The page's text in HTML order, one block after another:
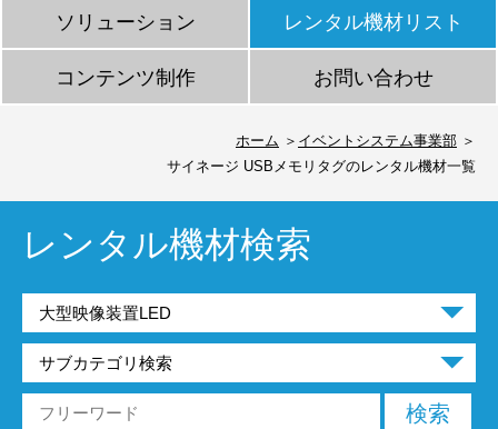
ソリューション レンタル機材リスト
コンテンツ制作 お問い合わせ
ホーム
イベントシステム事業部
サイネージ USBメモリタグのレンタル機材一覧
レンタル機材検索